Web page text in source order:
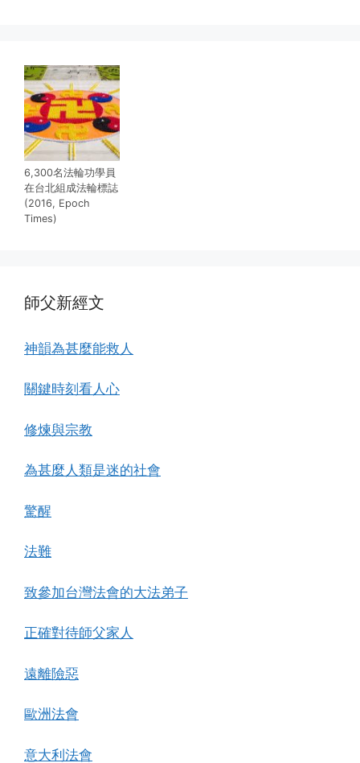
6,300名法輪功學員
在台北組成法輪標誌
(2016, Epoch
Times)
師父新經文
神韻為甚麼能救人
關鍵時刻看人心
修煉與宗教
為甚麼人類是迷的社會
驚醒
法難
致參加台灣法會的大法弟子
正確對待師父家人
遠離險惡
歐洲法會
意大利法會